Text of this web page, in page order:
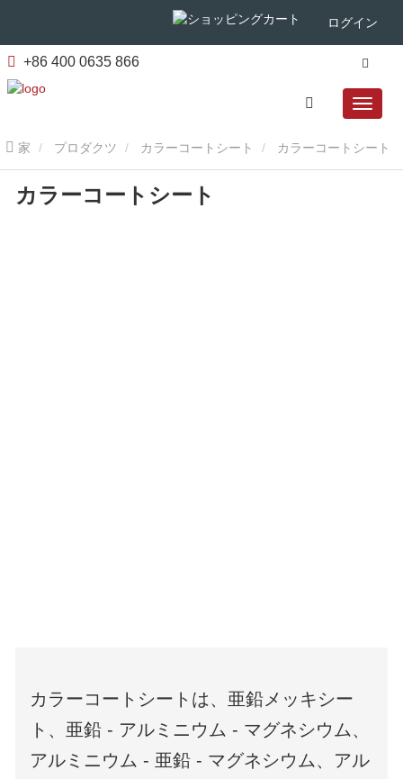
ログイン
+86 400 0635 866
家 プロダクツ カラーコートシート カラーコートシート
カラーコートシート
カラーコートシートは、亜鉛メッキシー
ト、亜鉛 - アルミニウム - マグネシウム、
アルミニウム - 亜鉛 - マグネシウム、アル